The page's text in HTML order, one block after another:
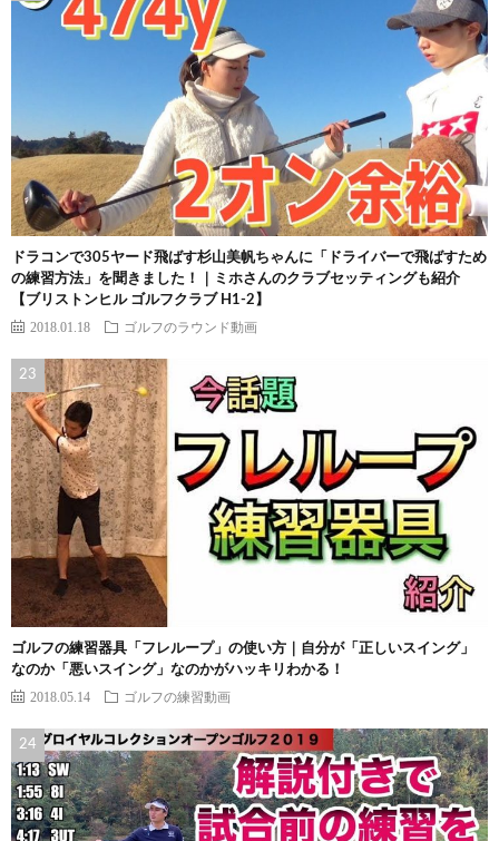
ドラコンで305ヤード飛ばす杉山美帆ちゃんに「ドライバーで飛ばすため
の練習方法」を聞きました！｜ミホさんのクラブセッティングも紹介
【ブリストンヒル ゴルフクラブ H1-2】
2018.01.18 ゴルフのラウンド動画
ゴルフの練習器具「フレループ」の使い方｜自分が「正しいスイング」
なのか「悪いスイング」なのかがハッキリわかる！
2018.05.14 ゴルフの練習動画